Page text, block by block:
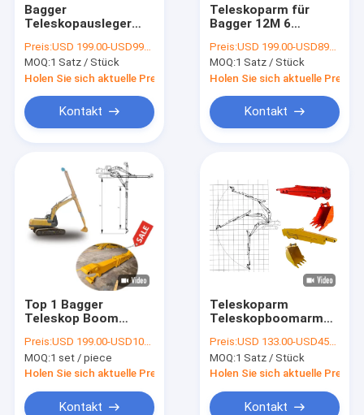
Bagger
Teleskopausleger
Tiefgraben ausheben
Preis:USD 199.00-USD9999.00
MOQ:1 Satz / Stück
Holen Sie sich aktuelle Preis
Kontakt
Teleskoparm für
Bagger 12M 6
Teleskopbagger
Preis:USD 199.00-USD8999.00
MOQ:1 Satz / Stück
Holen Sie sich aktuelle Preis
Kontakt
Top 1 Bagger
Teleskop Boom
Verkauf
Preis:USD 199.00-USD10999.00
MOQ:1 set / piece
Holen Sie sich aktuelle Preis
Kontakt
Teleskoparm
Teleskopboomarm
Preis:USD 133.00-USD4599.00
MOQ:1 Satz / Stück
Holen Sie sich aktuelle Preis
Kontakt